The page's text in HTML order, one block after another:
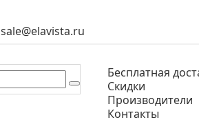
sale@elavista.ru
Бесплатная
Скидки
Производители
Контакты